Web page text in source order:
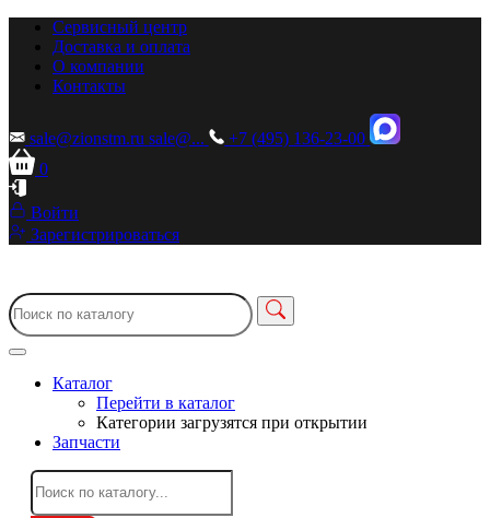
Сервисный центр
Доставка и оплата
О компании
Контакты
sale@zionstm.ru sale@...
+7 (495) 136-23-00
0
Войти
Зарегистрироваться
Каталог
Перейти в каталог
Категории загрузятся при открытии
Запчасти